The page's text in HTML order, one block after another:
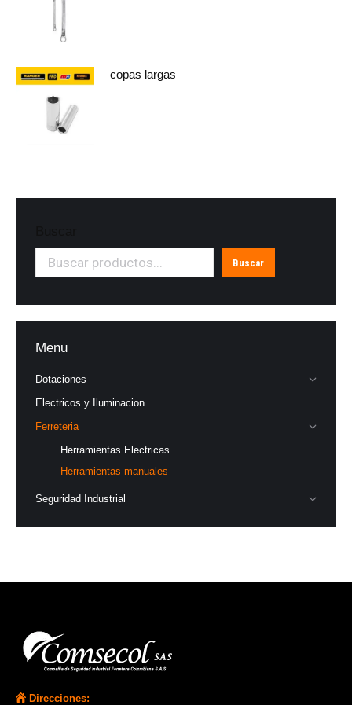
copas largas
Buscar
Menu
Dotaciones
Electricos y Iluminacion
Ferreteria
Herramientas Electricas
Herramientas manuales
Seguridad Industrial
Direcciones: